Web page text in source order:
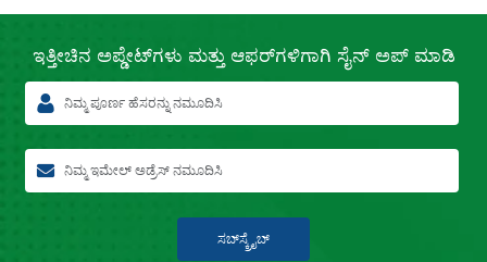
ಇತ್ತೀಚಿನ ಅಪ್ಡೇಟ್‌ಗಳು ಮತ್ತು ಆಫರ್‌ಗಳಿಗಾಗಿ ಸೈನ್ ಅಪ್ ಮಾಡಿ
ಸಬ್‍ಸ್ಕ್ರೈಬ್